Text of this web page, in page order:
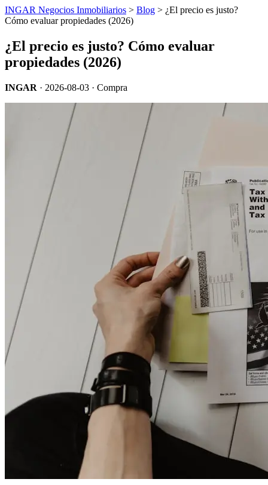
INGAR Negocios Inmobiliarios > Blog > ¿El precio es justo?
Cómo evaluar propiedades (2026)
¿El precio es justo? Cómo evaluar
propiedades (2026)
INGAR · 2026-08-03 · Compra